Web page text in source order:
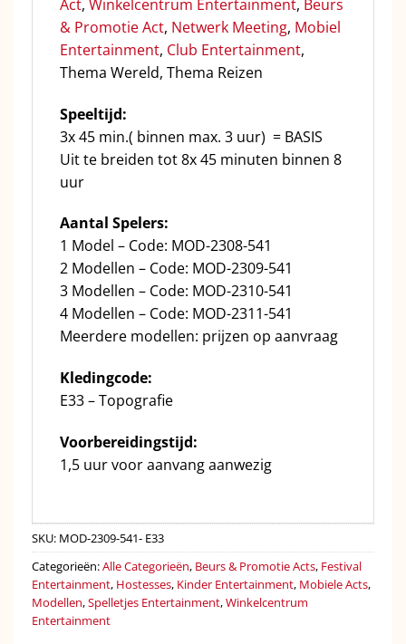
Act, Winkelcentrum Entertainment, Beurs
& Promotie Act, Netwerk Meeting, Mobiel
Entertainment, Club Entertainment,
Thema Wereld, Thema Reizen
Speeltijd:
3x 45 min.( binnen max. 3 uur) = BASIS
Uit te breiden tot 8x 45 minuten binnen 8
uur
Aantal Spelers:
1 Model – Code: MOD-2308-541
2 Modellen – Code: MOD-2309-541
3 Modellen – Code: MOD-2310-541
4 Modellen – Code: MOD-2311-541
Meerdere modellen: prijzen op aanvraag
Kledingcode:
E33 – Topografie
Voorbereidingstijd:
1,5 uur voor aanvang aanwezig
SKU: MOD-2309-541- E33
Categorieën:Alle Categorieën, Beurs & Promotie Acts, Festival
Entertainment, Hostesses, Kinder Entertainment, Mobiele Acts,
Modellen,Spelletjes Entertainment,Winkelcentrum
Entertainment